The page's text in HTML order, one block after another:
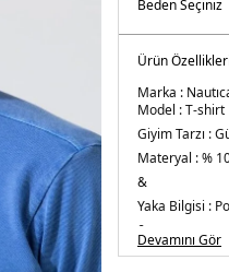
Ürün Özellikleri
Marka :
Model :T-shirt
Giyim Tarzı :
Materyal :%
&
Yaka Bilgisi :
&
Kol Bilgisi :
Devamını Gör